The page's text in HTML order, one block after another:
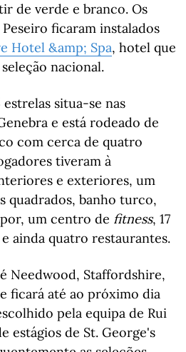
de verde e branco. Os
ficaram instalados
Hotel &amp; Spa, hotel que
nacional.
situa-se nas
e está rodeado de
com cerca de quatro
tiveram à
e exteriores, um
quadrados, banho turco,
um centro de fitness, 17
ainda quatro restaurantes.
Needwood, Staffordshire,
ficará até ao próximo dia
pela equipa de Rui
estágios de St. George's